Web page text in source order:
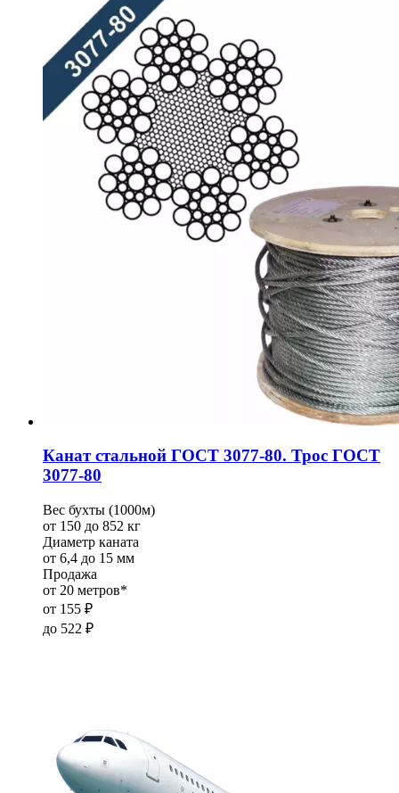
Канат стальной ГОСТ 3077-80. Трос ГОСТ
3077-80
Вес бухты (1000м)
от 150 до 852 кг
Диаметр каната
от 6,4 до 15 мм
Продажа
от 20 метров*
от 155 ₽
до 522 ₽